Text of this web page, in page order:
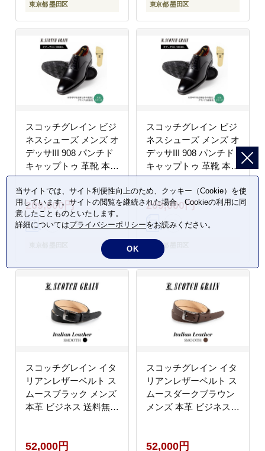
東京都 墨田区 東京都 墨田区
スコッチグレイン ビジ
ネスシューズ メンズ オ
デッサIII 908 パンチド
キャップトゥ 革靴 本革
日本製 E 送料無料 ギフ
ト【26.0cm】
209,000円
スコッチグレイン ビジ
ネスシューズ メンズ オ
デッサIII 908 パンチド
キャップトゥ 革靴 本革
日本製 E 送料無料 ギフ
ト【26.5cm】
209,000円
東京都 墨田区
スコッチグレイン イタ
リアンレザーベルト ス
ムースブラック メンズ
本革 ビジネス 送料無料
52,000円
スコッチグレイン イタ
リアンレザーベルト ス
ムースダークブラウン
メンズ 本革 ビジネス
52,000円
当サイトでは、サイト利便性向上のため、クッキー（Cookie）を使
用しています。サイトの閲覧を継続された場合、Cookieの利用に同
意したことものといたします。
詳細についてはプライバシーポリシーをお読みください。
OK